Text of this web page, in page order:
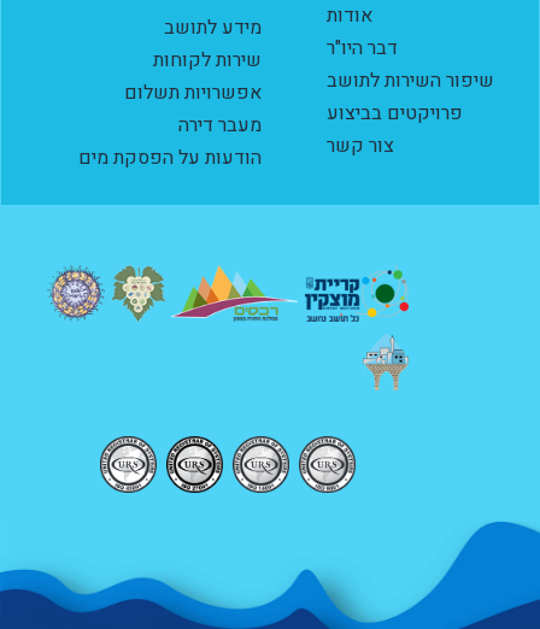
אודות
דבר היו"ר
שיפור השירות לתושב
פרויקטים בביצוע
צור קשר
מידע לתושב
שירות לקוחות
אפשרויות תשלום
מעבר דירה
הודעות על הפסקת מים